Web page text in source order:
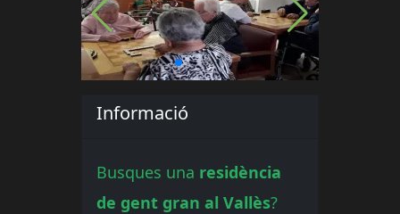
Informació
Busques una residència
de gent gran al Vallès?